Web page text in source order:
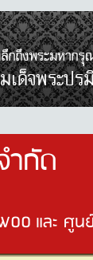
จำกั
และ